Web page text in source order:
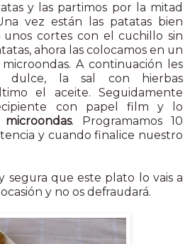
y las partimos por la mitad
vez están las patatas bien
unos cortes con el cuchillo sin
ahora las colocamos en un
A continuación les
dulce, la sal con hierbas
el aceite. Seguidamente
con papel film y lo
. Programamos 10
y cuando finalice nuestro
segura que este plato lo vais a
y no os defraudará.